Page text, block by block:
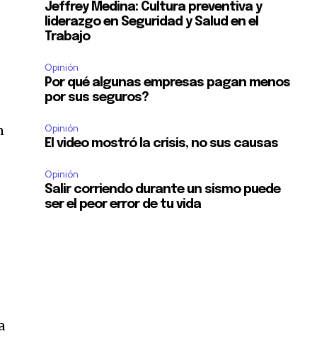
Jeffrey Medina: Cultura preventiva y
liderazgo en Seguridad y Salud en el
Trabajo
Opinión
Por qué algunas empresas pagan menos
por sus seguros?
Opinión
El video mostró la crisis, no sus causas
Opinión
Salir corriendo durante un sismo puede
ser el peor error de tu vida